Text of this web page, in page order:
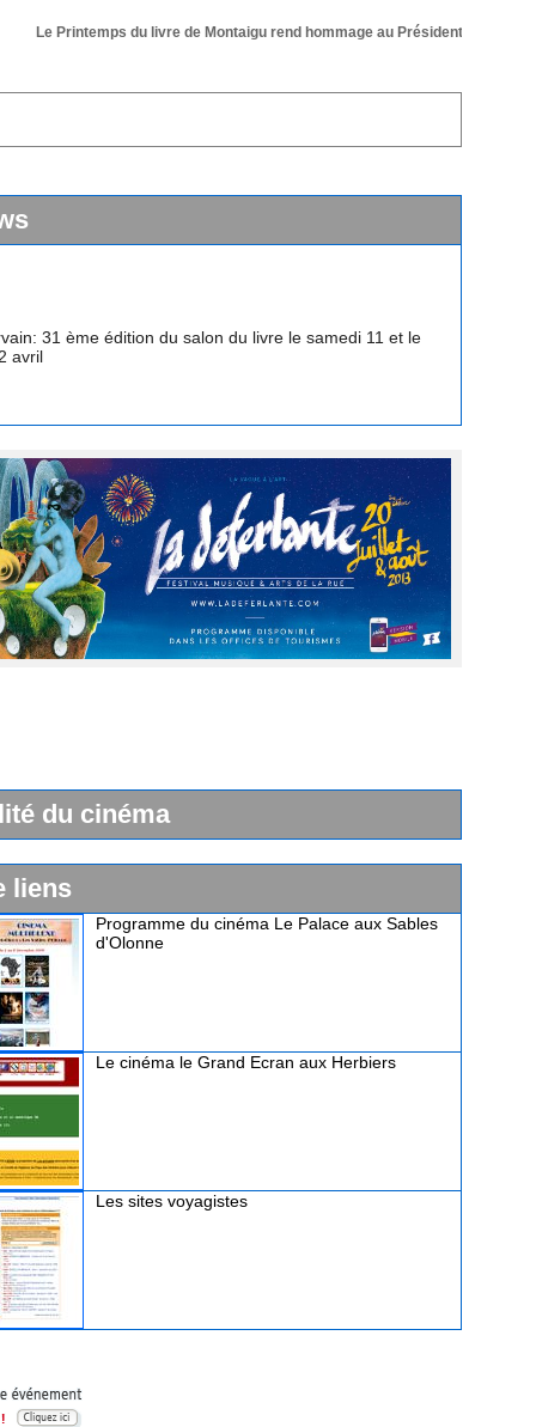
Le Printemps du livre de Montaigu rend hommage au Président de sa 36
avril
du cinéma
liens
Programme du cinéma Le Palace aux Sables
d'Olonne
Le cinéma le Grand Ecran aux Herbiers
Les sites voyagistes